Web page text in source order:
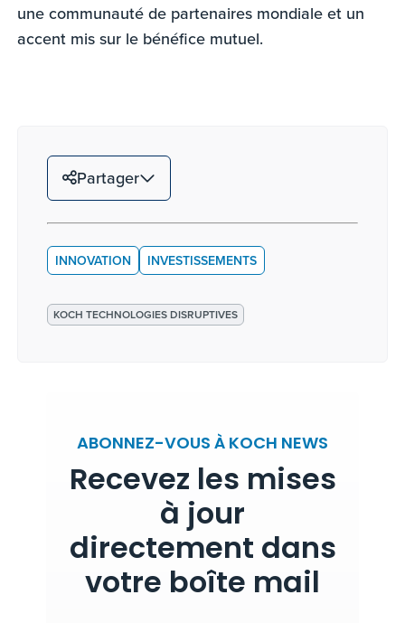
une communauté de partenaires mondiale et un
accent mis sur le bénéfice mutuel.
Partager
INNOVATION INVESTISSEMENTS
KOCH TECHNOLOGIES DISRUPTIVES
ABONNEZ-VOUS À KOCH NEWS
Recevez les mises
à jour
directement dans
votre boîte mail